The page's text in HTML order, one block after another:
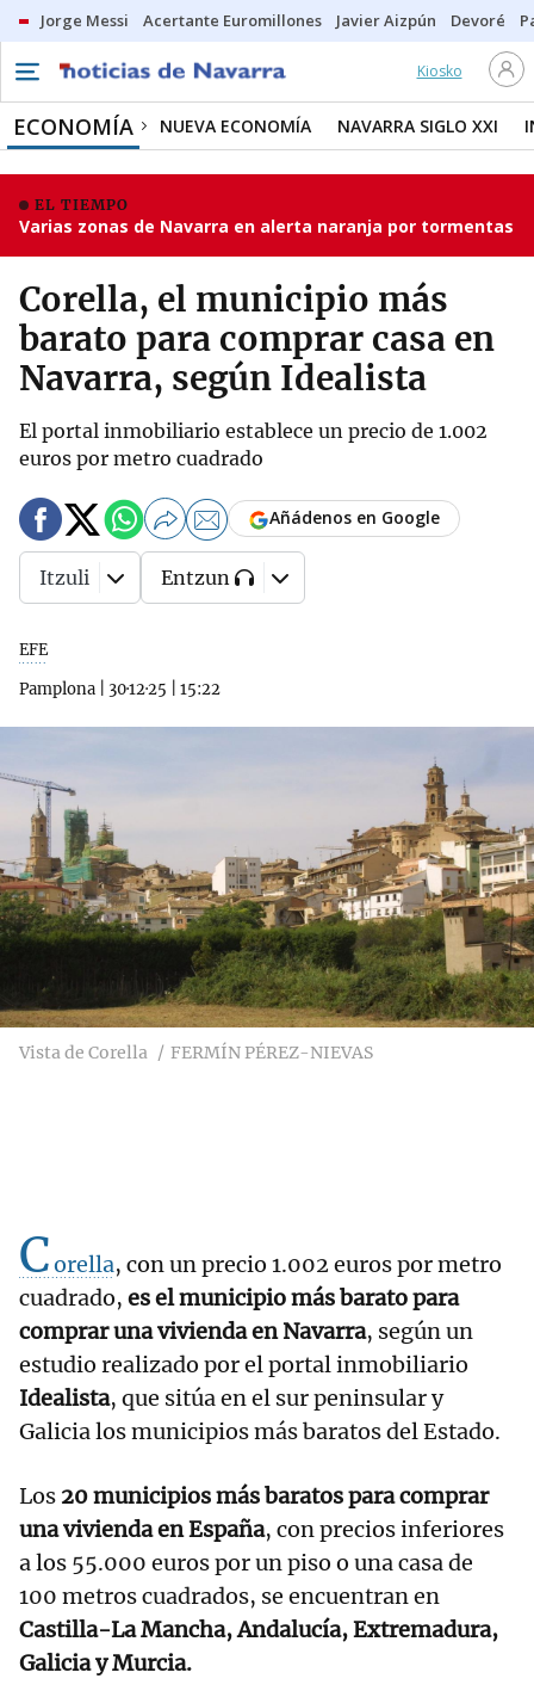
Jorge Messi Acertante Euromillones Javier Aizpún Devoré
Kiosko
ECONOMÍA NUEVA ECONOMÍA NAVARRA SIGLO XXI
EL TIEMPO
Varias zonas de Navarra en alerta naranja por tormentas
Corella, el municipio más
barato para comprar casa en
Navarra, según Idealista
El portal inmobiliario establece un precio de 1.002
euros por metro cuadrado
EFE
Pamplona
30·12·25 15:22
Añádenos en Google
Itzuli Entzun
Vista de Corella FERMÍN PÉREZ-NIEVAS
Corella, con un precio 1.002 euros por metro
cuadrado, es el municipio más barato para
comprar una vivienda en Navarra, según un
estudio realizado por el portal inmobiliario
Idealista, que sitúa en el sur peninsular y
Galicia los municipios más baratos del Estado.
Los 20 municipios más baratos para comprar
una vivienda en España, con precios inferiores
a los 55.000 euros por un piso o una casa de
100 metros cuadrados, se encuentran en
Castilla-La Mancha, Andalucía, Extremadura,
Galicia y Murcia.